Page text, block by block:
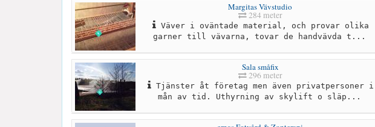
Margitas Vävstudio
284 meter
Väver i oväntade material, och provar olika
garner till vävarna, tovar de handvävda t...
Sala småfix
296 meter
Tjänster åt företag men även privatpersoner i
mån av tid. Uthyrning av skylift o släp...